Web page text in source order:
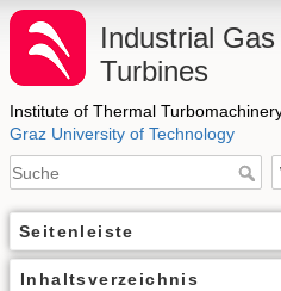
Industrial Gas
Turbines
Institute of Thermal
Graz University of Technology
Seitenleiste
Inhaltsverzeichnis